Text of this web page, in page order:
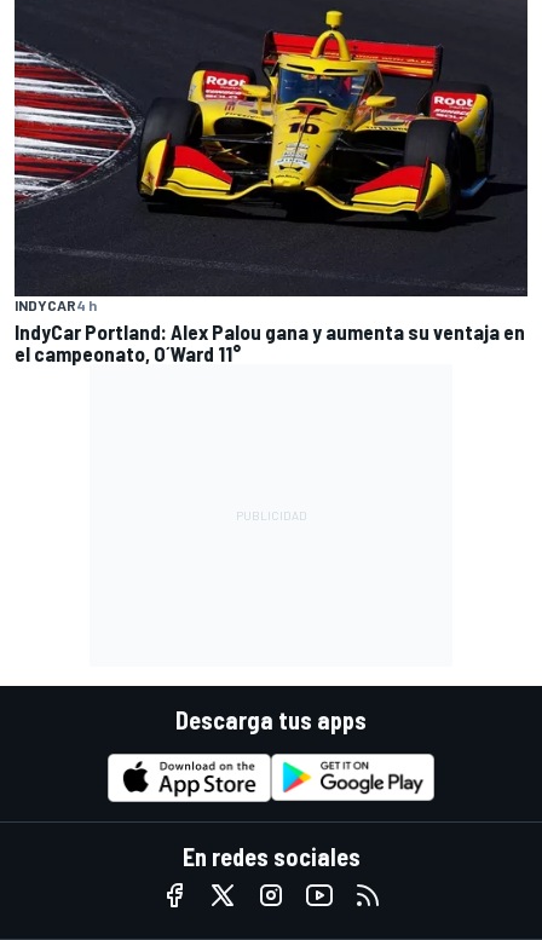
INDYCAR4 h
IndyCar Portland: Alex Palou gana y aumenta su ventaja en
el campeonato, O´Ward 11°
Descarga tus apps
En redes sociales